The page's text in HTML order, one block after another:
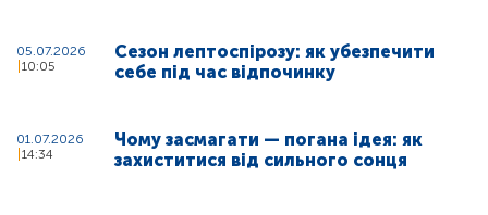
05.07.2026
10:05
Сезон лептоспірозу: як убезпечити
себе під час відпочинку
01.07.2026
14:34
Чому засмагати — погана ідея: як
захиститися від сильного сонця